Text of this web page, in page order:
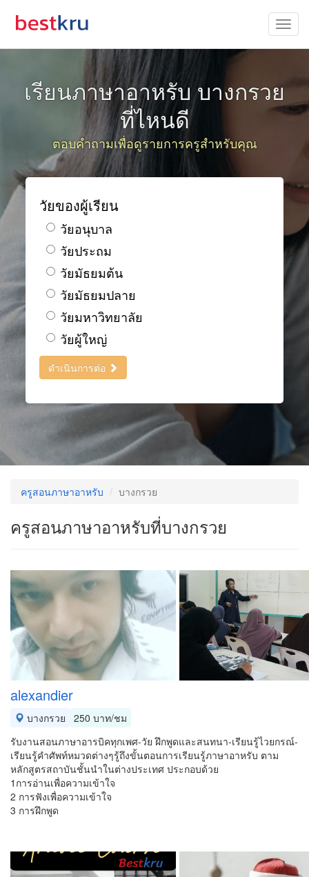
เรียนภาษาอาหรับ บางกรวย
ที่ไหนดี
ตอบคำถามเพื่อดูรายการครูสำหรับคุณ
วัยของผู้เรียน
วัยอนุบาล
วัยประถม
วัยมัธยมต้น
วัยมัธยมปลาย
วัยมหาวิทยาลัย
วัยผู้ใหญ่
ดำเนินการต่อ
ครูสอนภาษาอาหรับ บางกรวย
ครูสอนภาษาอาหรับที่บางกรวย
alexandier
บางกรวย
250 บาท/ชม
รับงานสอนภาษาอารบิคทุกเพศ-วัย ฝึกพูดและสนทนา-เรียนรู้ไวยกรณ์-
เรียนรู้คำศัพท์หมวดต่างๆรู้ถึงขั้นตอนการเรียนรู้ภาษาอาหรับ ตาม
หลักสูตรสถาบันชั้นนำในต่างประเทศ ประกอบด้วย
1การอ่านเพื่อความเข้าใจ
2 การฟังเพื่อความเข้าใจ
3 การฝึกพูด